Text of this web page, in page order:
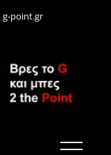
g-point.gr